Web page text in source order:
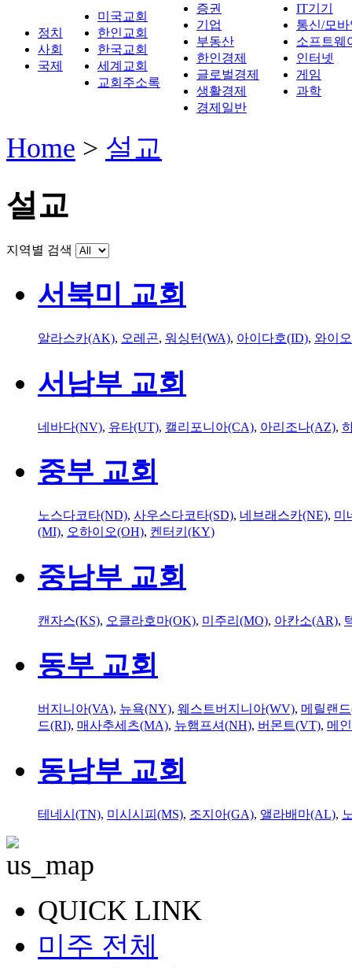
정치
사회
국제
미국교회
한인교회
한국교회
세계교회
교회주소록
증권
기업
부동산
한인경제
글로벌경제
생활경제
경제일반
IT기기
통신/모
소프트웨
인터넷
게임
과학
Home > 설교
설교
지역별 검색
서북미 교회
알라스카(AK), 오레곤, 워싱턴(WA), 아이다호(ID), 와이
서남부 교회
네바다(NV), 유타(UT), 캘리포니아(CA), 아리조나(AZ),
중부 교회
노스다코타(ND), 사우스다코타(SD), 네브래스카(NE), 미
(MI), 오하이오(OH), 켄터키(KY)
중남부 교회
캔자스(KS), 오클라호마(OK), 미주리(MO), 아칸소(AR),
동부 교회
버지니아(VA), 뉴욕(NY), 웨스트버지니아(WV), 메릴랜
드(RI), 매사추세츠(MA), 뉴햄프셔(NH), 버몬트(VT), 메
동남부 교회
테네시(TN), 미시시피(MS), 조지아(GA), 앨라배마(AL),
QUICK LINK
미주 전체